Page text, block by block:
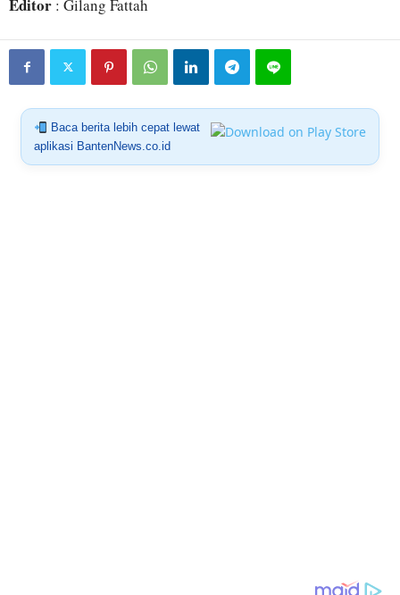
Editor : Gilang Fattah
Baca berita lebih cepat lewat
aplikasi BantenNews.co.id